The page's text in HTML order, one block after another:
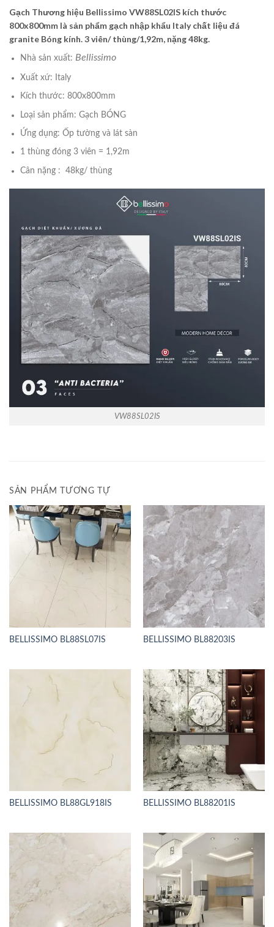
Gạch Thương hiệu Bellissimo VW88SL02IS kích thước
800x800mm là sản phẩm gạch nhập khẩu Italy chất liệu đá
granite Bóng kính. 3 viên/ thùng/1,92m, nặng 48kg.
Nhà sản xuất: Bellissimo
Xuất xứ: Italy
Kích thước: 800x800mm
Loại sản phẩm: Gạch BÓNG
Ứng dụng: Ốp tường và lát sàn
1 thùng đóng 3 viên = 1,92m
Cân nặng : 48kg/ thùng
VW88SL02IS
SẢN PHẨM TƯƠNG TỰ
BELLISSIMO BL88SL07IS BELLISSIMO BL88203IS
BELLISSIMO BL88GL918IS BELLISSIMO BL88201IS